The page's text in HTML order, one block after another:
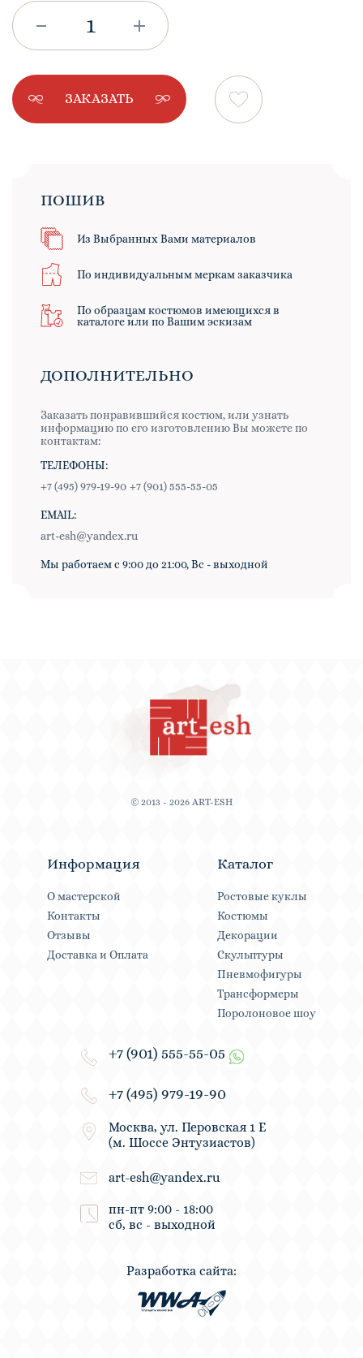
ЗАКАЗАТЬ
ПОШИВ
Из Выбранных Вами материалов
По индивидуальным меркам заказчика
По образцам костюмов имеющихся в
каталоге или по Вашим эскизам
ДОПОЛНИТЕЛЬНО
Заказать понравившийся костюм, или узнать
информацию по его изготовлению Вы можете по
контактам:
ТЕЛЕФОНЫ:
+7 (495) 979-19-90 +7 (901) 555-55-05
EMAIL:
art-esh@yandex.ru
Мы работаем с 9:00 до 21:00, Вс - выходной
© 2013 - 2026 ART-ESH
Информация
О мастерской
Контакты
Отзывы
Доставка и Оплата
Каталог
Ростовые куклы
Костюмы
Декорации
Скульптуры
Пневмофигуры
Трансформеры
Поролоновое шоу
+7 (901) 555-55-05
+7 (495) 979-19-90
Москва, ул. Перовская 1 Е
(м. Шоссе Энтузиастов)
art-esh@yandex.ru
пн-пт 9:00 - 18:00
сб, вс - выходной
Разработка сайта: